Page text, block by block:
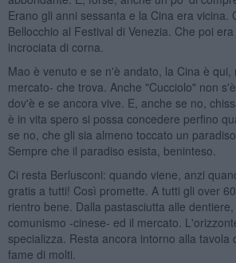
Erano gli anni sessanta e la Cina era vicina.
Bellocchio al Festival di Venezia. Che poi
incrociata di corna.
Mao è venuto e se n'è andato, la Cina è qui,
mercato- che trova. Anche "Cucciolo" non
dov'è e se ancora vive. E, anche se no,
è in vita spero si possa concedere perfino
se no, che gli sia almeno toccato un
Sempre che il paradiso esista, beninteso.
Ci resta Berlusconi: quando viene, anzi
gratis a tutti! Così promette. A tutti gli over
rientro bene. Dalla pastasciutta alle
comunismo -cinese- ed il mercato.
specializza. Resta ancora intorno alla tavola
fame di molti.